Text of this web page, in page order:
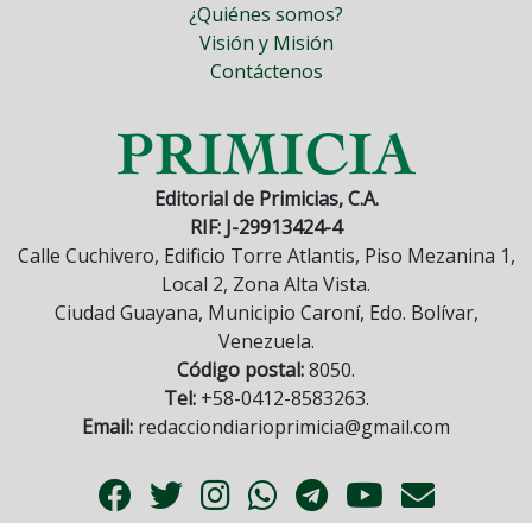
¿Quiénes somos?
Visión y Misión
Contáctenos
Editorial de Primicias, C.A.
RIF: J-29913424-4
Calle Cuchivero, Edificio Torre Atlantis, Piso Mezanina 1,
Local 2, Zona Alta Vista.
Ciudad Guayana, Municipio Caroní, Edo. Bolívar,
Venezuela.
Código postal:8050.
Tel:+58-0412-8583263.
Email: redacciondiarioprimicia@gmail.com